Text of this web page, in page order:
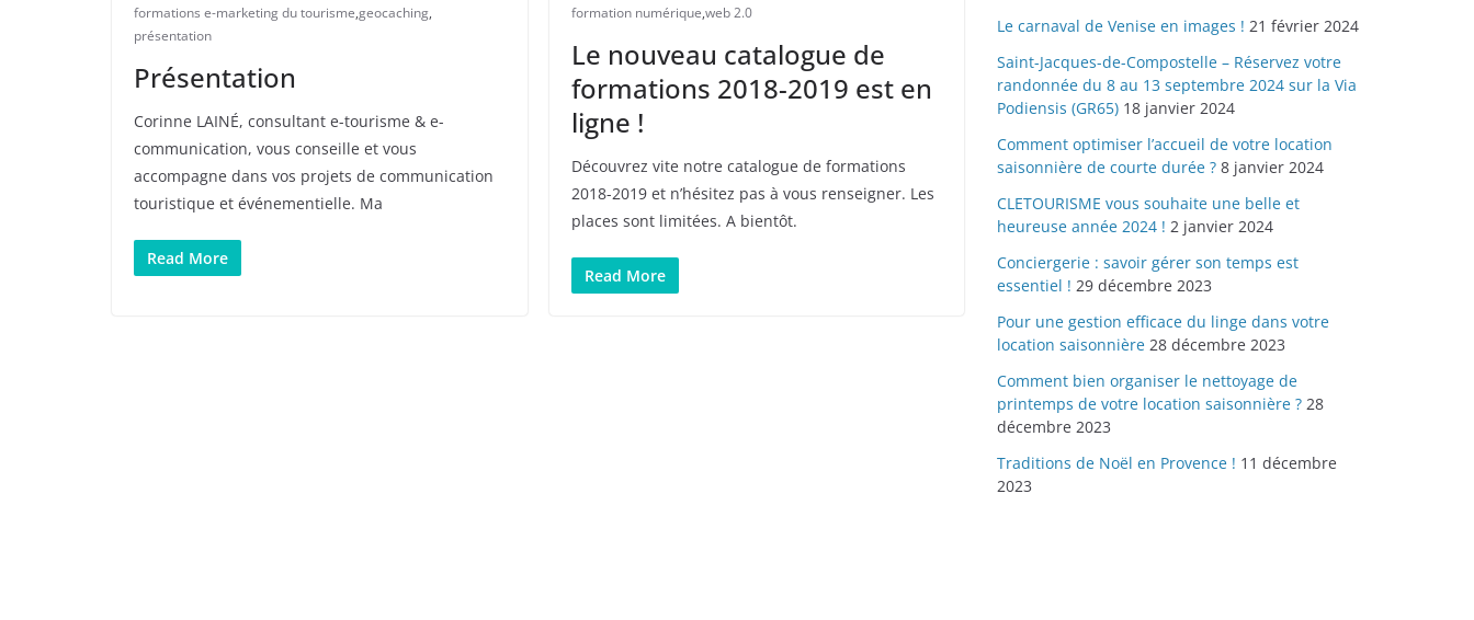
formations e-marketing du tourisme,geocaching,
présentation
Présentation
Corinne LAINÉ, consultant e-tourisme & e-
communication, vous conseille et vous
accompagne dans vos projets de communication
touristique et événementielle. Ma
Read More
formation numérique,web 2.0
Le nouveau catalogue de
formations 2018-2019 est en
ligne !
Découvrez vite notre catalogue de formations
2018-2019 et n’hésitez pas à vous renseigner. Les
places sont limitées. A bientôt.
Read More
Le carnaval de Venise en images ! 21 février 2024
Saint-Jacques-de-Compostelle – Réservez votre
randonnée du 8 au 13 septembre 2024 sur la Via
Podiensis (GR65) 18 janvier 2024
Comment optimiser l’accueil de votre location
saisonnière de courte durée ? 8 janvier 2024
CLETOURISME vous souhaite une belle et
heureuse année 2024 ! 2 janvier 2024
Conciergerie : savoir gérer son temps est
essentiel ! 29 décembre 2023
Pour une gestion efficace du linge dans votre
location saisonnière 28 décembre 2023
Comment bien organiser le nettoyage de
printemps de votre location saisonnière ? 28
décembre 2023
Traditions de Noël en Provence ! 11 décembre
2023